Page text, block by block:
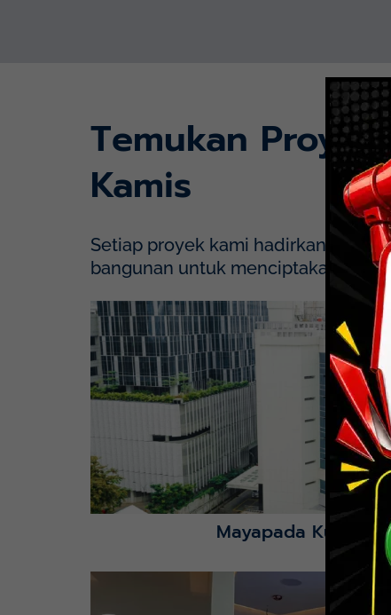
Temukan Proyek
Kamis
Setiap proyek kami hadirkan
bangunan untuk menciptakan
Mayapada Hospital Kuningan (MHKN),
Lihat Detail Proyek
Mayapada